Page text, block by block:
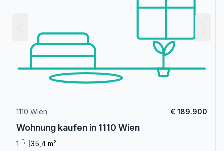
1110 Wien € 189.900
Wohnung kaufen in 1110 Wien
1
35,4 m²